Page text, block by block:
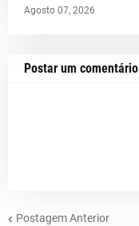
Agosto 07, 2026
Postar um comentário
Postagem Anterior